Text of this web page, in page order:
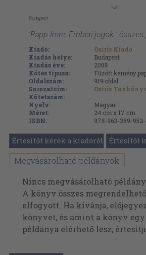
Budapest
'Papp Imre: Emberi jogok ' összes
Kiadó:
Osiris Kiadó
Kiadás helye:
Budapest
Kiadás éve:
2008
Kötés típusa:
Fűzött kemény
Oldalszám:
919 oldal
Sorozatcím:
Osiris
Kötetszám:
Nyelv:
Magyar
Méret:
24 cm x 17 cm
ISBN:
978-963-389-
Értesítőt kérek a kiadóról Értesítőt
Megvásárolható példányok
Nincs megvásárolható példány
A könyv összes
elfogyott. Ha kívánja,
könyvet, és amint a könyv egy
példánya elérhető lesz,